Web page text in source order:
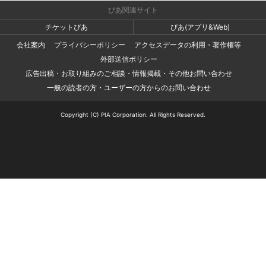
ぴあ関連サイト
チケットぴあ
ぴあ(アプリ&Web)
会社案内
プライバシーポリシー
アクセスデータの利用・著作権等
外部送信ポリシー
広告出稿・お取り組みのご相談・情報掲載・その他お問い合わせ
一般の読者の方・ユーザーの方からのお問い合わせ
Copyright (C) PIA Corporation. All Rights Reserved.